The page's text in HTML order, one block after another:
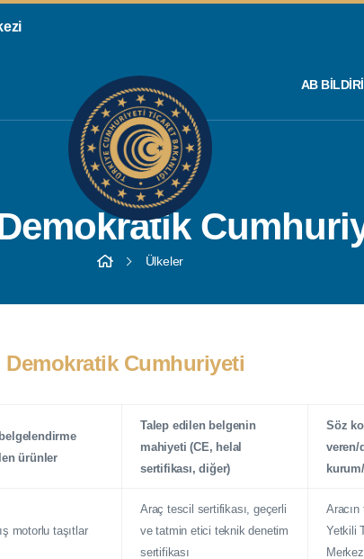
AB
Ülkeler
Cumhuriyeti
ürünler
Talep edilen belgenin
mahiyeti (CE, helal
sertifikası, diğer)
Söz
veren/
motorlu taşıtlar
Araç tescil sertifikası, geçerli
ve tatmin etici teknik denetim
sertifikası
Yetkili